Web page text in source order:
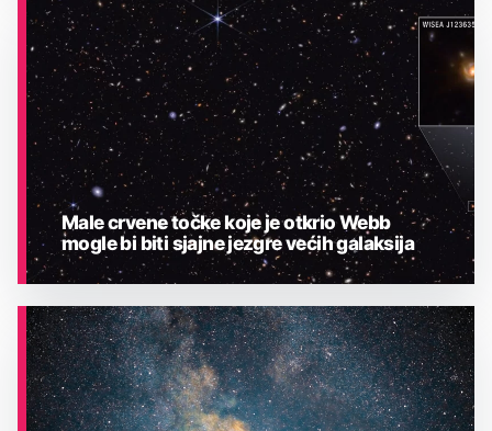
ASTRONOMIJA
ASTRONOMIJA
Male crvene točke koje je otkrio Webb
mogle bi biti sjajne jezgre većih galaksija